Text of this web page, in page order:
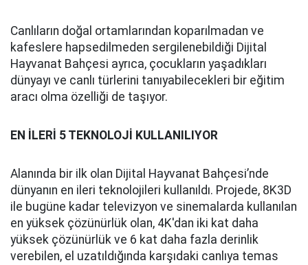
Canlıların doğal ortamlarından koparılmadan ve
kafeslere hapsedilmeden sergilenebildiği Dijital
Hayvanat Bahçesi ayrıca, çocukların yaşadıkları
dünyayı ve canlı türlerini tanıyabilecekleri bir eğitim
aracı olma özelliği de taşıyor.
EN İLERİ 5 TEKNOLOJİ KULLANILIYOR
Alanında bir ilk olan Dijital Hayvanat Bahçesi’nde
dünyanın en ileri teknolojileri kullanıldı. Projede, 8K3D
ile bugüne kadar televizyon ve sinemalarda kullanılan
en yüksek çözünürlük olan, 4K'dan iki kat daha
yüksek çözünürlük ve 6 kat daha fazla derinlik
verebilen, el uzatıldığında karşıdaki canlıya temas